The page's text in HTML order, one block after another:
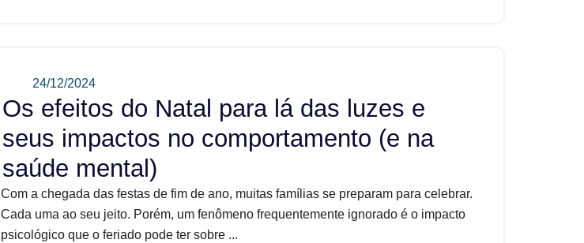
24/12/2024
Os efeitos do Natal para lá das luzes e
seus impactos no comportamento (e na
saúde mental)
Com a chegada das festas de fim de ano, muitas famílias se preparam para celebrar.
Cada uma ao seu jeito. Porém, um fenômeno frequentemente ignorado é o impacto
psicológico que o feriado pode ter sobre ...